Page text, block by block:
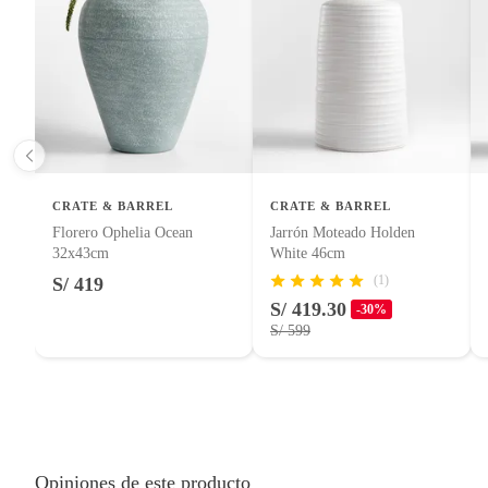
Licores y cigarros electrónicos.
CRATE & BARREL
Florero Ophelia Ocean
32x43cm
S/ 419
CRATE & BARREL
Jarrón Moteado Holden
White 46cm
(1)
S/ 419.30 -30%
S/ 599
Opiniones de este producto